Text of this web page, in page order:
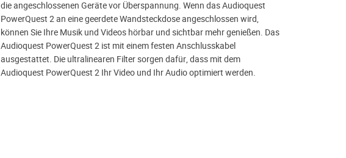
die angeschlossenen Geräte vor Überspannung. Wenn das Audioquest
PowerQuest 2 an eine geerdete Wandsteckdose angeschlossen wird,
können Sie Ihre Musik und Videos hörbar und sichtbar mehr genießen. Das
Audioquest PowerQuest 2 ist mit einem festen Anschlusskabel
ausgestattet. Die ultralinearen Filter sorgen dafür, dass mit dem
Audioquest PowerQuest 2 Ihr Video und Ihr Audio optimiert werden.